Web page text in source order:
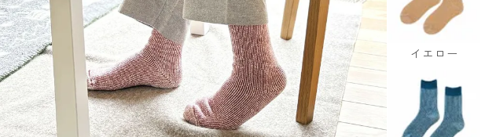
イエロー